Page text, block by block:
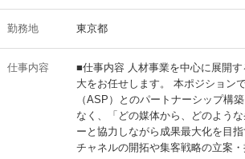
勤務地 東京都
仕事内容
■仕事内容 人材事業を中心に展開
大をお任せします。 本ポジション
（ASP）とのパートナーシップ構
なく、「どの媒体から、どのよう
ーと協力しながら成果最大化を目
チャネルの開拓や集客戦略の立案